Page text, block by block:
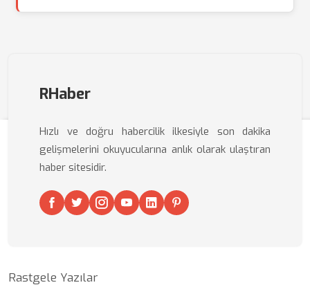
RHaber
Hızlı ve doğru habercilik ilkesiyle son dakika
gelişmelerini okuyucularına anlık olarak ulaştıran
haber sitesidir.
Rastgele Yazılar